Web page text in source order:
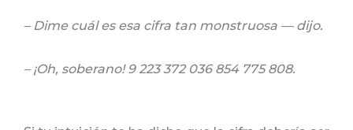
– Dime cuál es esa cifra tan monstruosa — dijo.
– ¡Oh, soberano! 9 223 372 036 854 775 808.